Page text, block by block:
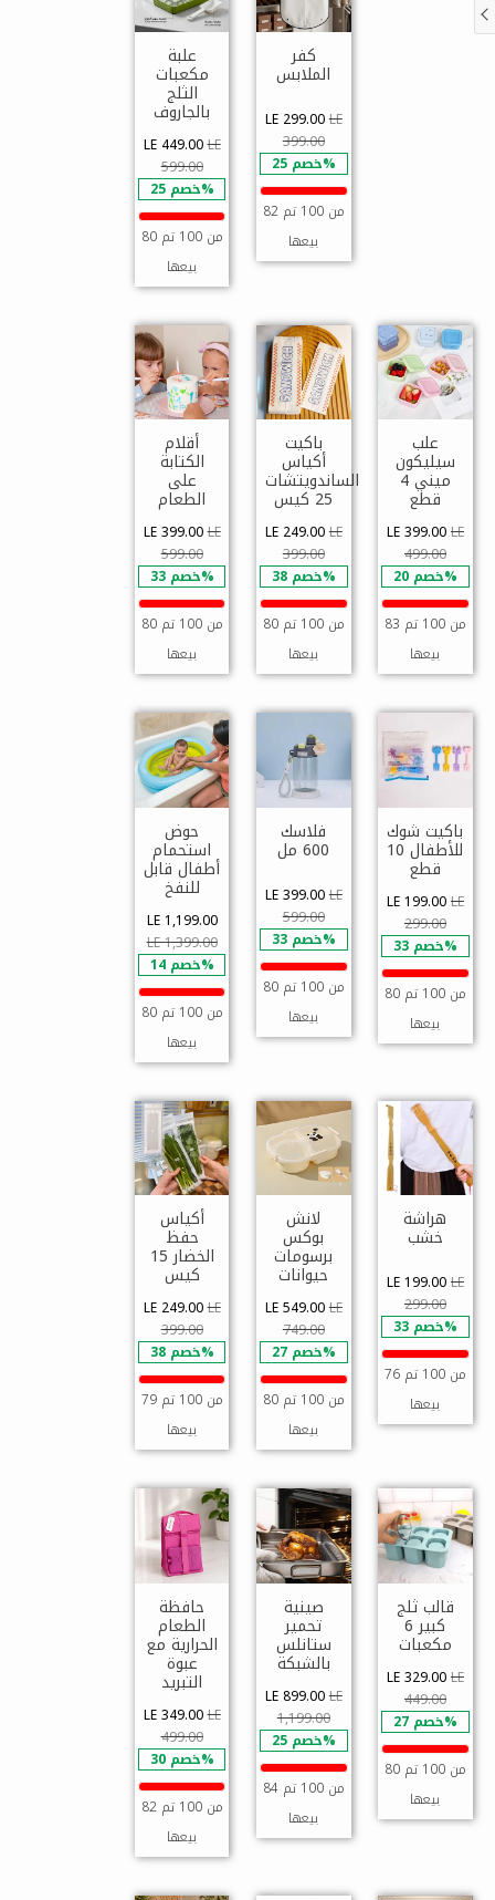
كفر
الملابس
LE 299.00LE
399.00
خصم 25%
82 من 100 تم
بيعها
علبة
مكعبات
الثلج
بالجاروف
LE 449.00LE
599.00
خصم 25%
80 من 100 تم
بيعها
علب
سيليكون
ميني 4
قطع
LE 399.00LE
499.00
خصم 20%
83 من 100 تم
بيعها
باكيت
أكياس
الساندويتشات
25 كيس
LE 249.00LE
399.00
خصم 38%
80 من 100 تم
بيعها
أقلام
الكتابة
على
الطعام
LE 399.00LE
599.00
خصم 33%
80 من 100 تم
بيعها
باكيت شوك
للأطفال 10
قطع
LE 199.00LE
299.00
خصم 33%
80 من 100 تم
بيعها
فلاسك
600 مل
LE 399.00LE
599.00
خصم 33%
80 من 100 تم
بيعها
حوض
استحمام
أطفال قابل
للنفخ
LE 1,199.00
LE 1,399.00
خصم 14%
80 من 100 تم
بيعها
هراشة
خشب
LE 199.00LE
299.00
خصم 33%
76 من 100 تم
بيعها
لانش
بوكس
برسومات
حيوانات
LE 549.00LE
749.00
خصم 27%
80 من 100 تم
بيعها
أكياس
حفظ
الخضار 15
كيس
LE 249.00LE
399.00
خصم 38%
79 من 100 تم
بيعها
قالب ثلج
كبير 6
مكعبات
LE 329.00LE
449.00
خصم 27%
80 من 100 تم
بيعها
صينية
تحمير
ستانلس
بالشبكة
LE 899.00LE
1,199.00
خصم 25%
84 من 100 تم
بيعها
حافظة
الطعام
الحرارية مع
عبوة
التبريد
LE 349.00LE
499.00
خصم 30%
82 من 100 تم
بيعها